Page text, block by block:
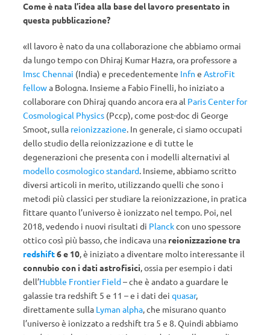
Come è nata l’idea alla base del lavoro presentato in
questa pubblicazione?
«Il lavoro è nato da una collaborazione che abbiamo ormai
da lungo tempo con Dhiraj Kumar Hazra, ora professore a
Imsc Chennai (India) e precedentemente Infn e AstroFit
fellowa Bologna. Insieme a Fabio Finelli, ho iniziato a
collaborare con Dhiraj quando ancora era al Paris Center for
Cosmological Physics (Pccp), come post-doc di George
Smoot, sulla reionizzazione. In generale, ci siamo occupati
dello studio della reionizzazione e di tutte le
degenerazioni che presenta con i modelli alternativi al
modello cosmologico standard. Insieme, abbiamo scritto
diversi articoli in merito, utilizzando quelli che sono i
metodi più classici per studiare la reionizzazione, in pratica
fittare quanto l’universo è ionizzato nel tempo. Poi, nel
2018, vedendo i nuovi risultati di Planckcon uno spessore
ottico così più basso, che indicava una reionizzazione tra
redshift6 e 10, è iniziato a diventare molto interessante il
connubio con i dati astrofisici, ossia per esempio i dati
dell’Hubble Frontier Field– che è andato a guardare le
galassie tra redshift 5 e 11 – e i dati dei quasar,
direttamente sulla Lyman alpha, che misurano quanto
l’universo è ionizzato a redshift tra 5 e 8. Quindi abbiamo